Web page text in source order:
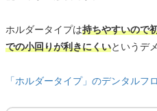
ホルダータイプは持ちやすいので
での小回りが利きにくいというデ
「ホルダータイプ」のデンタルフ